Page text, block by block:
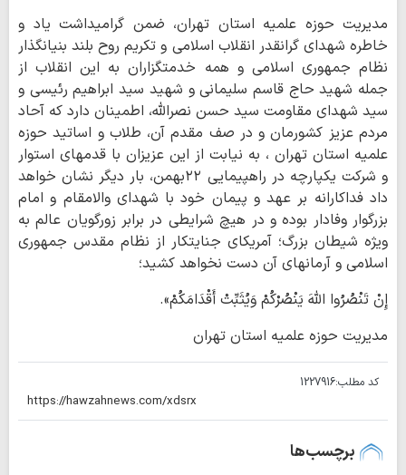
مدیریت حوزه علمیه استان تهران، ضمن گرامیداشت یاد و
خاطره شهدای گرانقدر انقلاب اسلامی و تکریم روح بلند بنیانگذار
نظام جمهوری اسلامی و همه خدمتگزاران به این انقلاب از
جمله شهید حاج قاسم سلیمانی و شهید سید ابراهیم رئیسی و
سید شهدای مقاومت سید حسن نصرالله، اطمینان دارد که آحاد
مردم عزیز کشورمان و در صف مقدم آن، طلاب و اساتید حوزه
علمیه استان تهران ، به نیابت از این عزیزان با قدمهای استوار
و شرکت یکپارچه در راهپیمایی ٢٢بهمن، بار دیگر نشان خواهد
داد فداکارانه بر عهد و پیمان خود با شهدای والامقام و امام
بزرگوار وفادار بوده و در هیچ شرایطی در برابر زورگویان عالم به
ویژه شیطان بزرگ؛ آمریکای جنایتکار از نظام مقدس جمهوری
اسلامی و آرمانهای آن دست نخواهد کشید؛
إِنْ تَنْصُرُوا اللَّهَ یَنْصُرْکُمْ وَیُثَبِّتْ أَقْدَامَکُمْ».
مدیریت حوزه علمیه استان تهران
کد مطلب:1227916
برچسب‌ها